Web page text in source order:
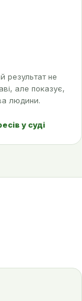
результат не
але показує,
людини.
у суді